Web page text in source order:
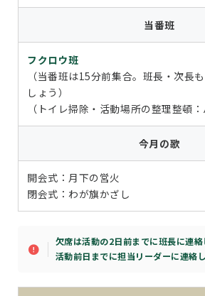
当番班
フクロウ班
（当番班は15分前集合。班長・次長
しょう）
（トイレ掃除・活動場所の整理整頓：
今月の歌
開会式：月下の営火
閉会式：わが旗かざし
欠席は活動の2日前までに班長に連
活動前日までに担当リーダーに連絡し